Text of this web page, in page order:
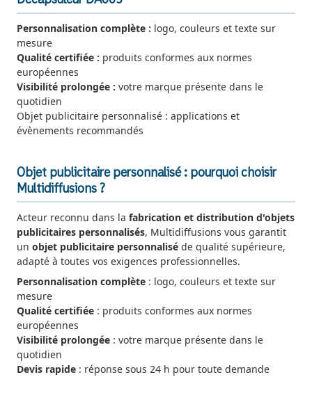
Personnalisation complète : logo, couleurs et texte sur
mesure
Qualité certifiée : produits conformes aux normes
européennes
Visibilité prolongée : votre marque présente dans le
quotidien
Objet publicitaire personnalisé : applications et
évènements recommandés
Objet publicitaire personnalisé : pourquoi choisir
Multidiffusions ?
Acteur reconnu dans la fabrication et distribution d'objets
publicitaires personnalisés, Multidiffusions vous garantit
un objet publicitaire personnalisé de qualité supérieure,
adapté à toutes vos exigences professionnelles.
Personnalisation complète : logo, couleurs et texte sur
mesure
Qualité certifiée : produits conformes aux normes
européennes
Visibilité prolongée : votre marque présente dans le
quotidien
Devis rapide : réponse sous 24 h pour toute demande